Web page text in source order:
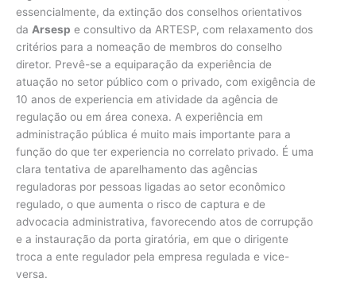
essencialmente, da extinção dos conselhos orientativos
da Arsesp e consultivo da ARTESP, com relaxamento dos
critérios para a nomeação de membros do conselho
diretor. Prevê-se a equiparação da experiência de
atuação no setor público com o privado, com exigência de
10 anos de experiencia em atividade da agência de
regulação ou em área conexa. A experiência em
administração pública é muito mais importante para a
função do que ter experiencia no correlato privado. É uma
clara tentativa de aparelhamento das agências
reguladoras por pessoas ligadas ao setor econômico
regulado, o que aumenta o risco de captura e de
advocacia administrativa, favorecendo atos de corrupção
e a instauração da porta giratória, em que o dirigente
troca a ente regulador pela empresa regulada e vice-
versa.